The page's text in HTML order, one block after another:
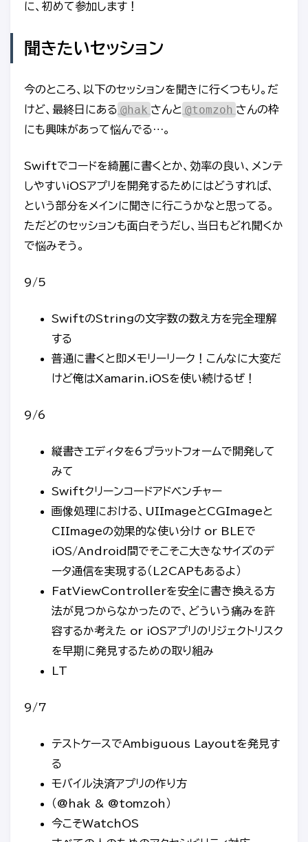
に、初めて参加します！
聞きたいセッション
今のところ、以下のセッションを聞きに行くつもり。だ
けど、最終日にある @hak さんと @tomzoh さんの枠
にも興味があって悩んでる…。
Swiftでコードを綺麗に書くとか、効率の良い、メンテ
しやすいiOSアプリを開発するためにはどうすれば、
という部分をメインに聞きに行こうかなと思ってる。
ただどのセッションも面白そうだし、当日もどれ聞くか
で悩みそう。
9/5
SwiftのStringの文字数の数え方を完全理解
する
普通に書くと即メモリーリーク！こんなに大変だ
けど俺はXamarin.iOSを使い続けるぜ！
9/6
縦書きエディタを6プラットフォームで開発して
みて
Swiftクリーンコードアドベンチャー
画像処理における、UIImageとCGImageと
CIImageの効果的な使い分け or BLEで
iOS/Android間でそこそこ大きなサイズのデ
ータ通信を実現する（L2CAPもあるよ）
FatViewControllerを安全に書き換える方
法が見つからなかったので、どういう痛みを許
容するか考えた or iOSアプリのリジェクトリスク
を早期に発見するための取り組み
LT
9/7
テストケースでAmbiguous Layoutを発見す
る
モバイル決済アプリの作り方
（@hak & @tomzoh）
今こそWatchOS